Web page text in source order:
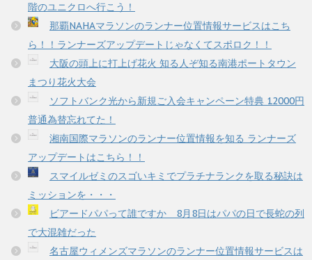
階のユニクロへ行こう！
那覇NAHAマラソンのランナー位置情報サービスはこち
ら！！ランナーズアップデートじゃなくてスポロク！！
大阪の頭上に打上げ花火 知る人ぞ知る南港ポートタウン
まつり花火大会
ソフトバンク光から新規ご入会キャンペーン特典 12000円
普通為替忘れてた！
湘南国際マラソンのランナー位置情報を知る ランナーズ
アップデートはこちら！！
スマイルゼミのスゴいキミでプラチナランクを取る秘訣は
ミッションを・・・
ビアードパパって誰ですか 8月8日はパパの日で長蛇の列
で大混雑だった
名古屋ウィメンズマラソンのランナー位置情報サービスは